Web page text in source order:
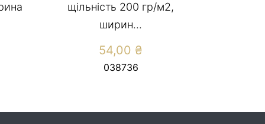
щільність 200 гр/м2,
ширин...
54,00 ₴
038736